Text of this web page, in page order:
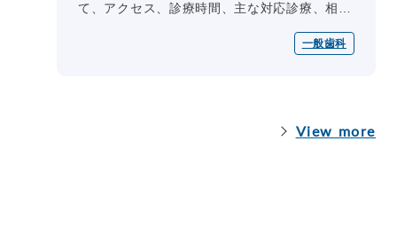
て、アクセス、診療時間、主な対応診療、相
一般歯科
View more